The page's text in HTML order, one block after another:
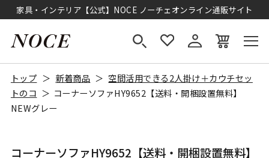
家具・インテリア【公式】NOCE ノーチェオンライン通販サイト
トップ 新着商品
空間活用できる2人掛け＋カウチセッ
トのコ
コーナーソファHY9652【送料・開梱設置無料】
NEWグレー
コーナーソファHY9652【送料・開梱設置無料】